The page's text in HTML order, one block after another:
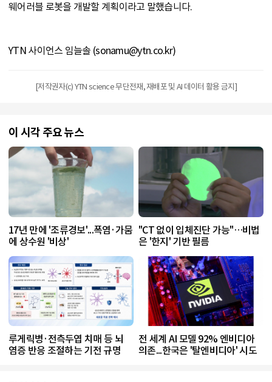
웨어러블 로봇을 개발할 계획이라고 말했습니다.
YTN 사이언스 임늘솔 (sonamu@ytn.co.kr)
[저작권자(c) YTN science 무단전재, 재배포 및 AI 데이터 활용 금지]
이 시각 주요 뉴스
17년 만에 '조류경보'...폭염·가뭄
에 상수원 '비상'
"CT 없이 입체진단 가능"…비법
은 '한지' 기반 필름
루게릭병·전측두엽 치매 등 뇌
염증 반응 조절하는 기전 규명
전 세계 AI 모델 92% 엔비디아
의존...한국은 '탈엔비디아' 시도